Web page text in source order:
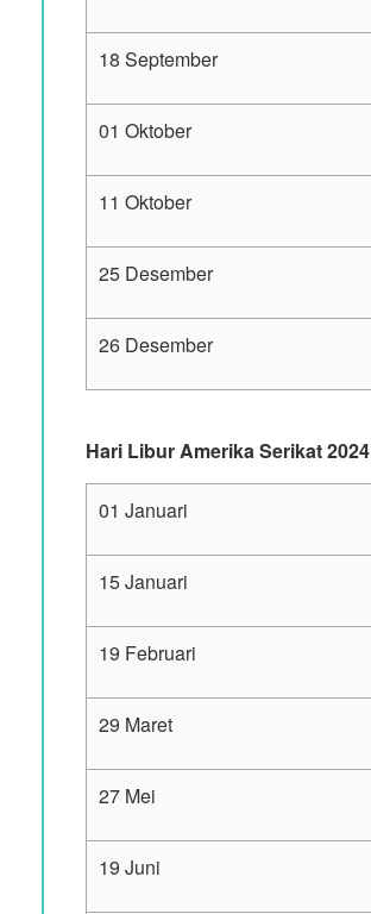
18 September
01 Oktober
11 Oktober
25 Desember
26 Desember
Hari Libur Amerika Serikat 2024
01 Januari
15 Januari
19 Februari
29 Maret
27 Mei
19 Juni